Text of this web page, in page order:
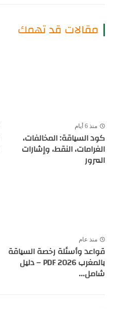
مقالات قد تهمك
منذ 6 أيام
كود السياقة: المخالفات،
الغرامات، النقط، وإشارات
المرور
منذ عام
قواعد وأسئلة رخصة السياقة
بالمغرب PDF 2026 – دليل
شامل...